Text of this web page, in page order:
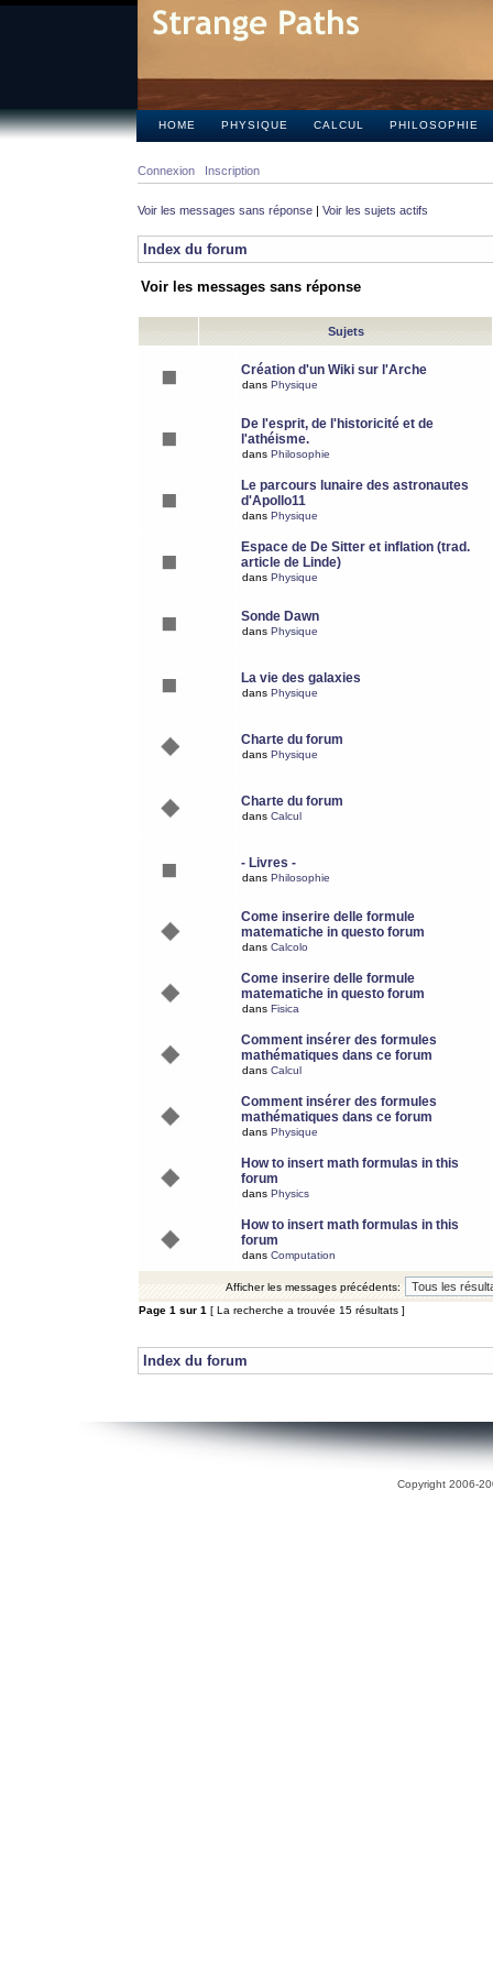
HOME PHYSIQUE CALCUL PHILOSOPHIE
Connexion Inscription
Voir les messages sans réponse | Voir les sujets actifs
Index du forum
Voir les messages sans réponse
Sujets
Création d'un Wiki sur l'Arche
dans Physique
De l'esprit, de l'historicité et de
l'athéisme.
dans Philosophie
Le parcours lunaire des astronautes
d'Apollo11
dans Physique
Espace de De Sitter et inflation (trad.
article de Linde)
dans Physique
Sonde Dawn
dans Physique
La vie des galaxies
dans Physique
Charte du forum
dans Physique
Charte du forum
dans Calcul
- Livres -
dans Philosophie
Come inserire delle formule
matematiche in questo forum
dans Calcolo
Come inserire delle formule
matematiche in questo forum
dans Fisica
Comment insérer des formules
mathématiques dans ce forum
dans Calcul
Comment insérer des formules
mathématiques dans ce forum
dans Physique
How to insert math formulas in this
forum
dans Physics
How to insert math formulas in this
forum
dans Computation
Afficher les messages précédents:
Page 1 sur 1 [ La recherche a trouvée 15 résultats ]
Index du forum
Copyright 2006-